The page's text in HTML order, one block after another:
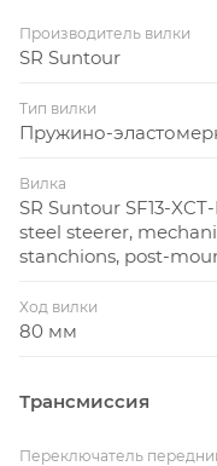
Производитель вилки
SR Suntour
Тип вилки
Пружино-
Вилка
SR Suntour SF13-
steel steerer,
stanchions, post-
Ход вилки
80 мм
Трансмиссия
Переключатель